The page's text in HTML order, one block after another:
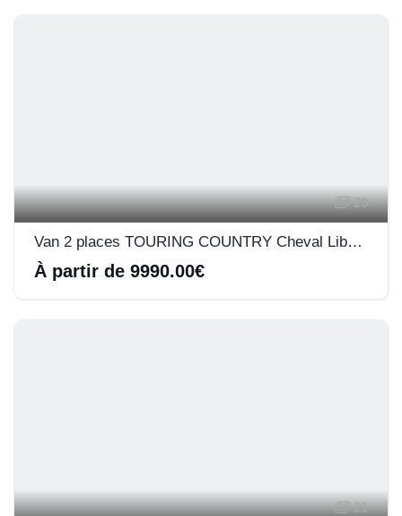
20
Van 2 places TOURING COUNTRY Cheval Liberté
À partir de 9990.00€
21